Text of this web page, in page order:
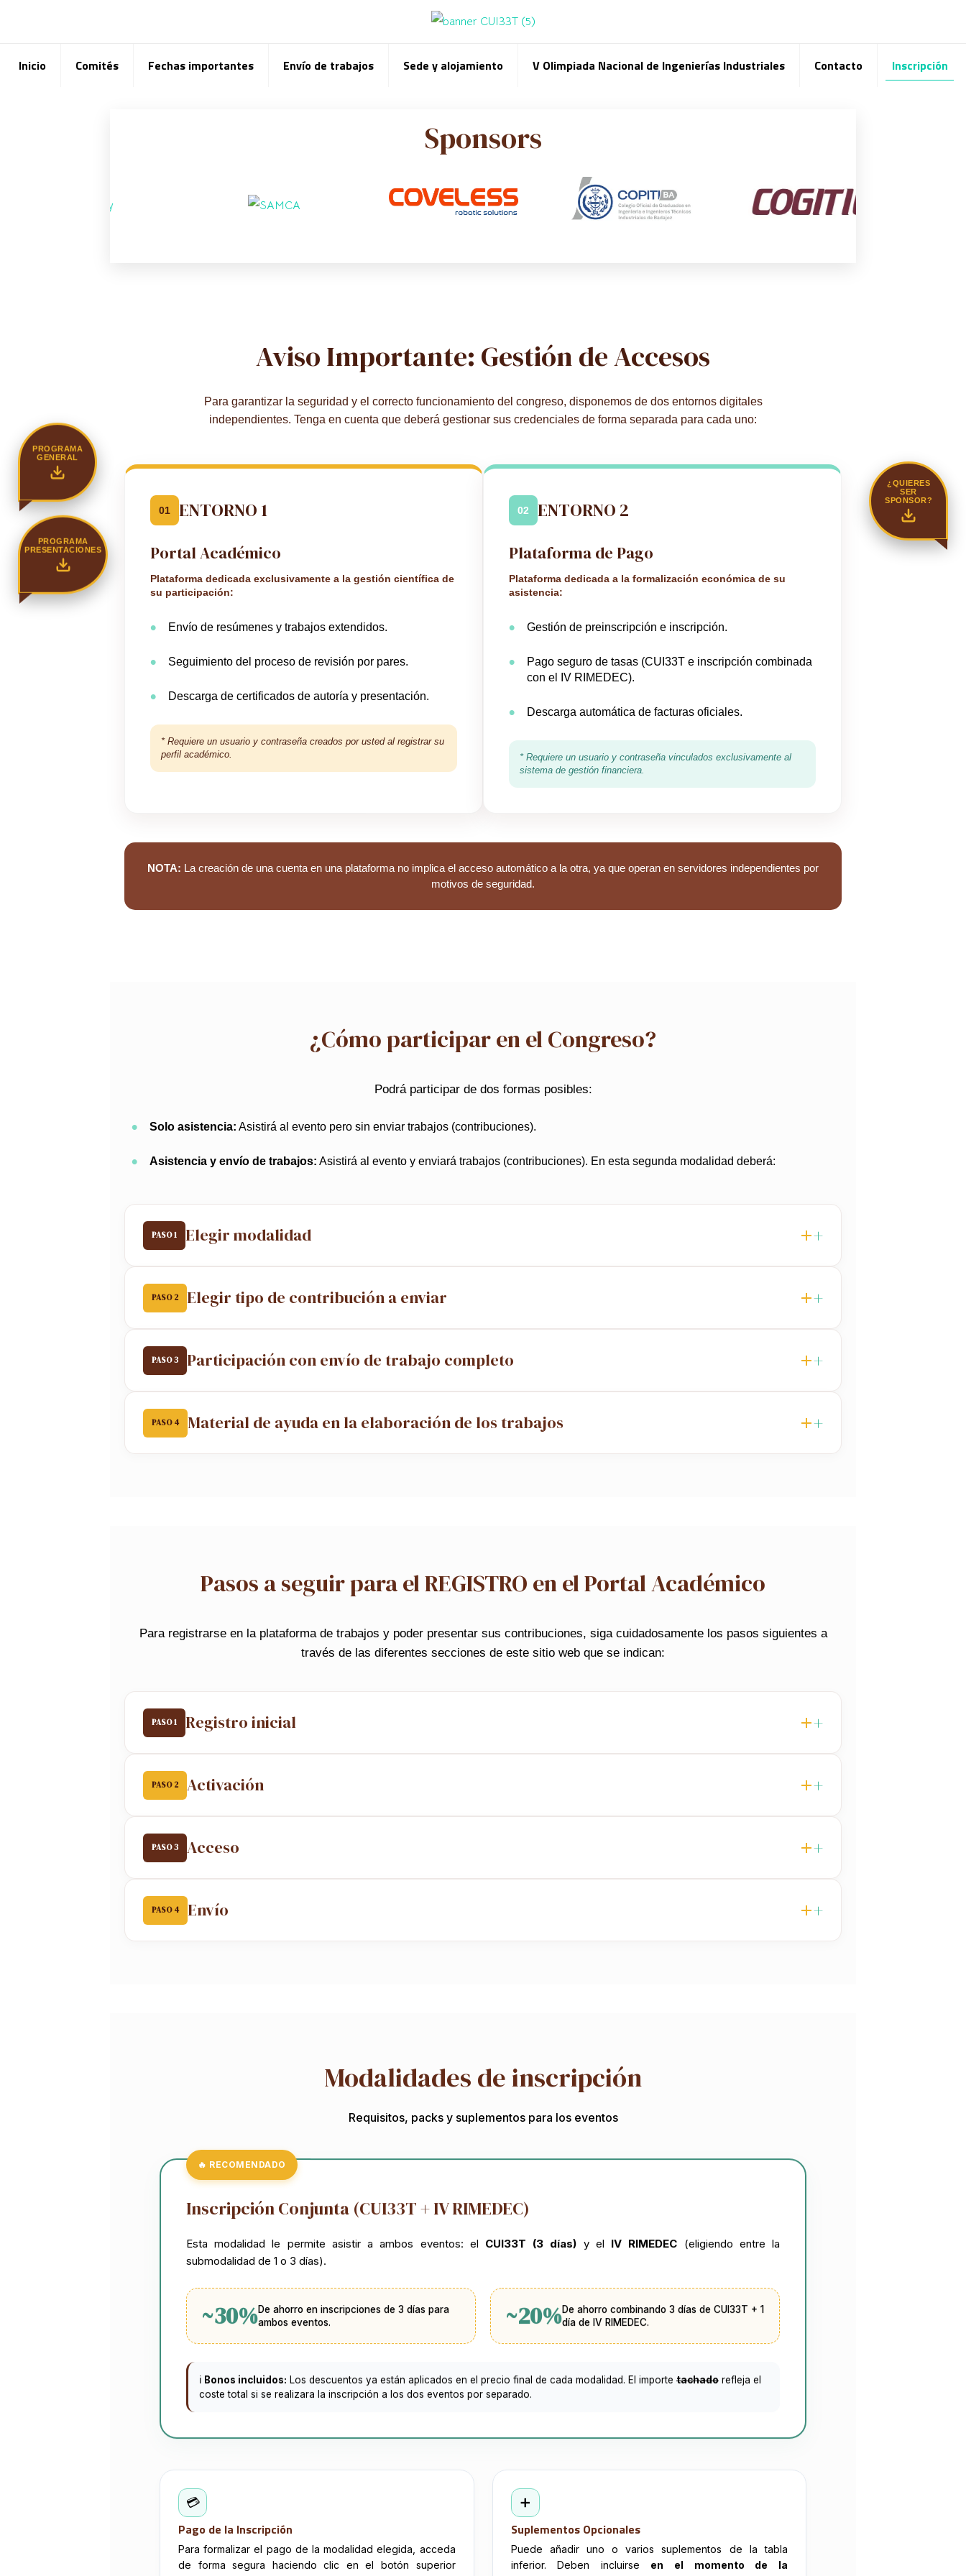
Inicio Comités Fechas importantes Envío de trabajos Sede y alojamiento V Olimpiada Nacional de Ingenierías Industriales Contacto Inscripción
Sponsors
Aviso Importante: Gestión de Accesos
Para garantizar la seguridad y el correcto funcionamiento del congreso, disponemos de dos entornos digitales
independientes. Tenga en cuenta que deberá gestionar sus credenciales de forma separada para cada uno:
01 ENTORNO 1
Portal Académico
Plataforma dedicada exclusivamente a la gestión científica de
su participación:
Envío de resúmenes y trabajos extendidos.
Seguimiento del proceso de revisión por pares.
Descarga de certificados de autoría y presentación.
* Requiere un usuario y contraseña creados por usted al registrar su
perfil académico.
02 ENTORNO 2
Plataforma de Pago
Plataforma dedicada a la formalización económica de su
asistencia:
Gestión de preinscripción e inscripción.
Pago seguro de tasas (CUI33T e inscripción combinada
con el IV RIMEDEC).
Descarga automática de facturas oficiales.
* Requiere un usuario y contraseña vinculados exclusivamente al
sistema de gestión financiera.
NOTA: La creación de una cuenta en una plataforma no implica el acceso automático a la otra, ya que operan en servidores independientes por
motivos de seguridad.
¿Cómo participar en el Congreso?
Podrá participar de dos formas posibles:
Solo asistencia: Asistirá al evento pero sin enviar trabajos (contribuciones).
Asistencia y envío de trabajos: Asistirá al evento y enviará trabajos (contribuciones). En esta segunda modalidad deberá:
PASO 1 Elegir modalidad
PASO 2 Elegir tipo de contribución a enviar
PASO 3 Participación con envío de trabajo completo
PASO 4 Material de ayuda en la elaboración de los trabajos
Pasos a seguir para el REGISTRO en el Portal Académico
Para registrarse en la plataforma de trabajos y poder presentar sus contribuciones, siga cuidadosamente los pasos siguientes a
través de las diferentes secciones de este sitio web que se indican:
PASO 1 Registro inicial
PASO 2 Activación
PASO 3 Acceso
PASO 4 Envío
Modalidades de inscripción
Requisitos, packs y suplementos para los eventos
🔥 RECOMENDADO
Inscripción Conjunta (CUI33T + IV RIMEDEC)
Esta modalidad le permite asistir a ambos eventos: el CUI33T (3 días) y el IV RIMEDEC (eligiendo entre la
submodalidad de 1 o 3 días).
~30%De ahorro en inscripciones de 3 días para
ambos eventos.
~20%De ahorro combinando 3 días de CUI33T + 1
día de IV RIMEDEC.
ℹ️ Bonos incluidos: Los descuentos ya están aplicados en el precio final de cada modalidad. El importe tachado refleja el
coste total si se realizara la inscripción a los dos eventos por separado.
💳
Pago de la Inscripción
Para formalizar el pago de la modalidad elegida, acceda
de forma segura haciendo clic en el botón superior
➕
Suplementos Opcionales
Puede añadir uno o varios suplementos de la tabla
inferior. Deben incluirse en el momento de la
¿QUIERES
SER
SPONSOR?
PROGRAMA
GENERAL
PROGRAMA